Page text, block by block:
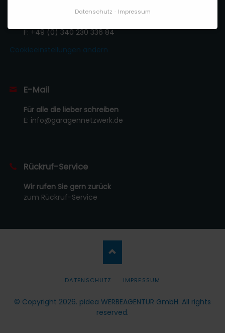
F: +49 (0) 340 230 336 84
Cookieeinstellungen ändern
E-Mail
Für alle die lieber schreiben
E: info@garagennetzwerk.de
Rückruf-Service
Wir rufen Sie gern zurück
zum Rückruf-Service
NAVIGATION
DATENSCHUTZ IMPRESSUM
© Copyright 2026. pidea WERBEAGENTUR GmbH. All rights
reserved.
Datenschutz Impressum